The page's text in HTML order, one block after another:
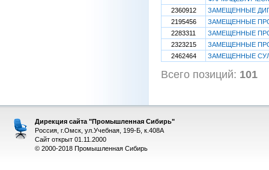
2360912
ЗАМЕЩЕННЫЕ
2195456
ЗАМЕЩЕННЫЕ
2283311
ЗАМЕЩЕННЫЕ
2323215
ЗАМЕЩЕННЫЕ
2462464
ЗАМЕЩЕННЫЕ
Всего позиций: 101
Дирекция сайта "Промышленная Сибирь"
Россия, г.Омск, ул.Учебная, 199-Б, к.408А
Сайт открыт 01.11.2000
© 2000-2018 Промышленная Сибирь